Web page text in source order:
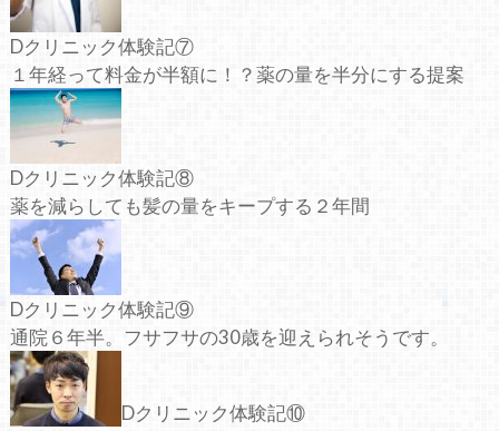
Dクリニック体験記⑦
１年経って料金が半額に！？薬の量を半分にする提案
Dクリニック体験記⑧
薬を減らしても髪の量をキープする２年間
Dクリニック体験記⑨
通院６年半。フサフサの30歳を迎えられそうです。
Dクリニック体験記⑩